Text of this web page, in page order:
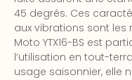
45 degrés. Ces
aux vibrations sont les
Moto YTX16-BS est
l’utilisation en tout-
usage saisonnier, elle